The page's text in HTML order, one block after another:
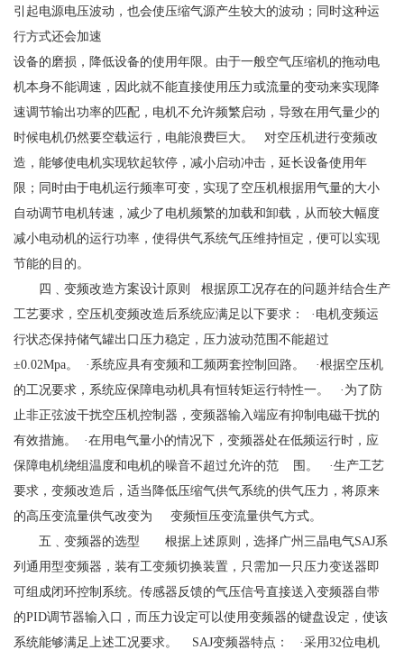
引起电源电压波动，也会使压缩气源产生较大的波动；同时这种运
行方式还会加速
设备的磨损，降低设备的使用年限。由于一般空气压缩机的拖动电
机本身不能调速，因此就不能直接使用压力或流量的变动来实现降
速调节输出功率的匹配，电机不允许频繁启动，导致在用气量少的
时候电机仍然要空载运行，电能浪费巨大。 对空压机进行变频改
造，能够使电机实现软起软停，减小启动冲击，延长设备使用年
限；同时由于电机运行频率可变，实现了空压机根据用气量的大小
自动调节电机转速，减少了电机频繁的加载和卸载，从而较大幅度
减小电动机的运行功率，使得供气系统气压维持恒定，便可以实现
节能的目的。
四﹑变频改造方案设计原则 根据原工况存在的问题并结合生产
工艺要求，空压机变频改造后系统应满足以下要求： ·电机变频运
行状态保持储气罐出口压力稳定，压力波动范围不能超过
±0.02Mpa。 ·系统应具有变频和工频两套控制回路。 ·根据空压机
的工况要求，系统应保障电动机具有恒转矩运行特性一。 ·为了防
止非正弦波干扰空压机控制器，变频器输入端应有抑制电磁干扰的
有效措施。 ·在用电气量小的情况下，变频器处在低频运行时，应
保障电机绕组温度和电机的噪音不超过允许的范 围。 ·生产工艺
要求，变频改造后，适当降低压缩气供气系统的供气压力，将原来
的高压变流量供气改变为 变频恒压变流量供气方式。
五﹑变频器的选型 根据上述原则，选择广州三晶电气SAJ系
列通用型变频器，装有工变频切换装置，只需加一只压力变送器即
可组成闭环控制系统。传感器反馈的气压信号直接送入变频器自带
的PID调节器输入口，而压力设定可以使用变频器的键盘设定，使该
系统能够满足上述工况要求。 SAJ变频器特点： ·采用32位电机